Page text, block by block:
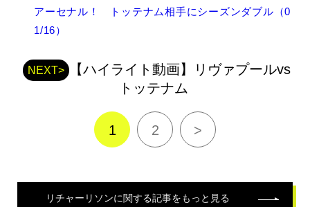
関
連
記
アーセナル！ トッテナム相手にシーズンダブル（0
1/16）
NEXT>
【ハイライト動画】リヴァプールvs
トッテナム
1 2 >
リチャーリソンに関する記事をもっと見る